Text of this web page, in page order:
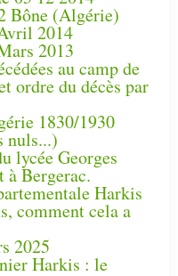
Bône (Algérie)
2014
2013
au camp de
ordre du décès par
1830/1930
nuls...)
lycée Georges
à Bergerac.
Harkis
comment cela a
2025
Harkis : le